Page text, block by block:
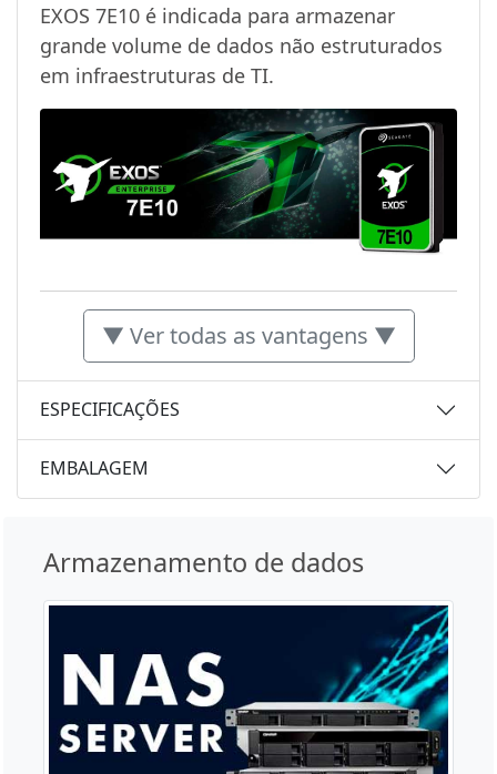
EXOS 7E10 é indicada para armazenar
grande volume de dados não estruturados
em infraestruturas de TI.
▼ Ver todas as vantagens ▼
ESPECIFICAÇÕES
EMBALAGEM
Armazenamento de dados